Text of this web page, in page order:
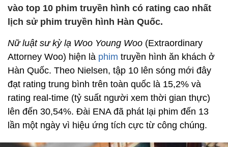
vào top 10 phim truyền hình có rating cao nhất
lịch sử phim truyền hình Hàn Quốc.
Nữ luật sư kỳ lạ Woo Young Woo (Extraordinary
Attorney Woo) hiện là phim truyền hình ăn khách ở
Hàn Quốc. Theo Nielsen, tập 10 lên sóng mới đây
đạt rating trung bình trên toàn quốc là 15,2% và
rating real-time (tỷ suất người xem thời gian thực)
lên đến 30,54%. Đài ENA đã phát lại phim đến 13
lần một ngày vì hiệu ứng tích cực từ công chúng.